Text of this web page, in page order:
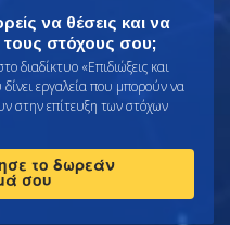
να θέσεις και να
τους στόχους σου;
διαδίκτυο «Επιδιώξεις και
δίνει εργαλεία που μπορούν να
στην επίτευξη των στόχων
το δωρεάν
σου